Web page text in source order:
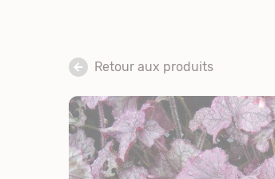
Retour aux produits